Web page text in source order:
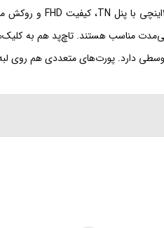
دارد. پورت‌های متعددی هم روی